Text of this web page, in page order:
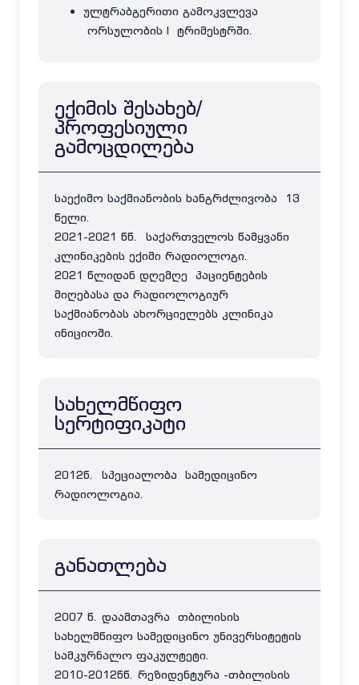
ულტრაბგერითი გამოკვლევა
ორსულობის I ტრიმესტრში.
ექიმის შესახებ/
პროფესიული
გამოცდილება
საექიმო საქმიანობის ხანგრძლივობა 13
წელი.
2021-2021 წწ. საქართველოს წამყვანი
კლინიკების ექიმი რადიოლოგი.
2021 წლიდან დღემღე პაციენტების
მიღებასა და რადიოლოგიურ
საქმიანობას ახორციელებს კლინიკა
ინიციოში.
სახელმწიფო
სერტიფიკატი
2012წ. სპეციალობა სამედიცინო
რადიოლოგია.
განათლება
2007 წ. დაამთავრა თბილისის
სახელმწიფო სამედიცინო უნივერსიტეტის
სამკურნალო ფაკულტეტი.
2010-2012წწ. რეზიდენტურა -თბილისის